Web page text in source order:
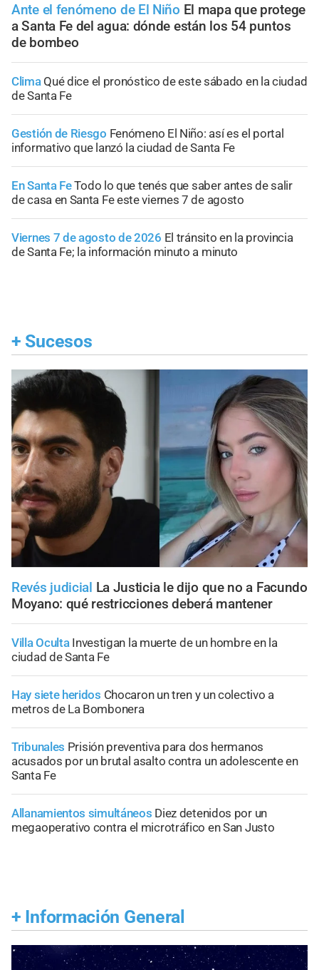
Ante el fenómeno de El Niño El mapa que protege
a Santa Fe del agua: dónde están los 54 puntos
de bombeo
Clima Qué dice el pronóstico de este sábado en la ciudad
de Santa Fe
Gestión de Riesgo Fenómeno El Niño: así es el portal
informativo que lanzó la ciudad de Santa Fe
En Santa FeTodo lo que tenés que saber antes de salir
de casa en Santa Fe este viernes 7 de agosto
Viernes 7 de agosto de 2026 El tránsito en la provincia
de Santa Fe; la información minuto a minuto
+ Sucesos
Revés judicial La Justicia le dijo que no a Facundo
Moyano: qué restricciones deberá mantener
Villa Oculta Investigan la muerte de un hombre en la
ciudad de Santa Fe
Hay siete heridos Chocaron un tren y un colectivo a
metros de La Bombonera
Tribunales Prisión preventiva para dos hermanos
acusados por un brutal asalto contra un adolescente en
Santa Fe
Allanamientos simultáneos Diez detenidos por un
megaoperativo contra el microtráfico en San Justo
+ Información General